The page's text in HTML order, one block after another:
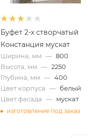
Буфет 2-х створчатый
Констанция мускат
Ширина, мм — 800
Высота, мм — 2250
Глубина, мм — 400
Цвет корпуса — белый
Цвет фасада — мускат
изготовление под заказ